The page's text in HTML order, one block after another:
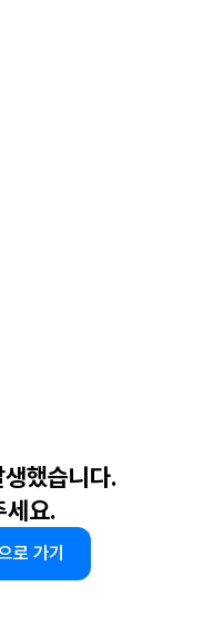
했습니다.
세요.
로 가기